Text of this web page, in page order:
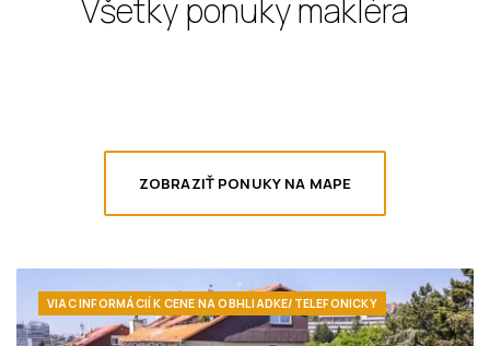
Všetky ponuky makléra
ZOBRAZIŤ PONUKY NA MAPE
VIAC INFORMÁCIÍ K CENE NA OBHLIADKE/TELEFONICKY